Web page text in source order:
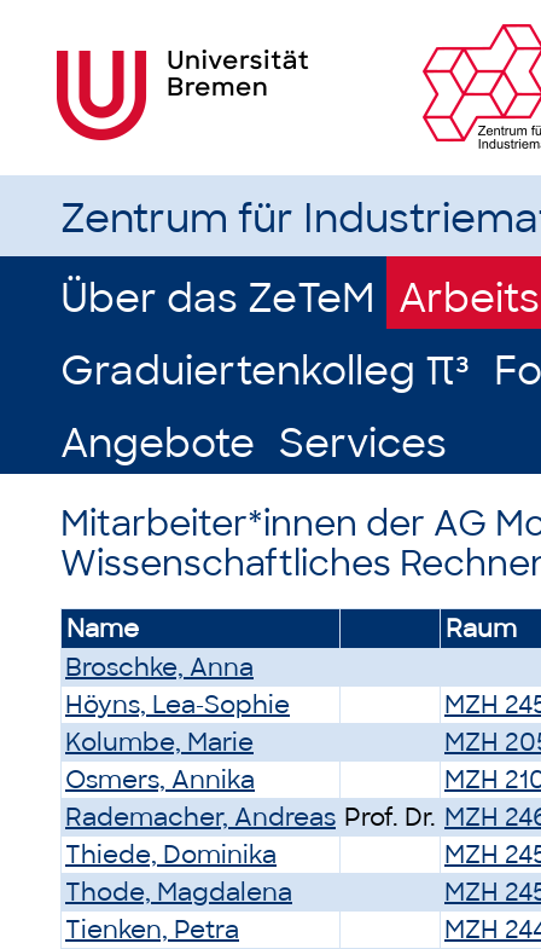
Zentrum für
Über das ZeTeM
Graduiertenkolleg π³
Angebote Services
Mitarbeiter*innen der AG
Wissenschaftliches
Name
Raum
Broschke, Anna
Höyns, Lea-Sophie
MZH
Kolumbe, Marie
MZH
Osmers, Annika
MZH
Rademacher, Andreas Prof. Dr. MZH
Thiede, Dominika
MZH
Thode, Magdalena
MZH
Tienken, Petra
MZH